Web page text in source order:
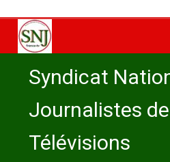
contenu
Syndicat
Journalistes
Télévisions